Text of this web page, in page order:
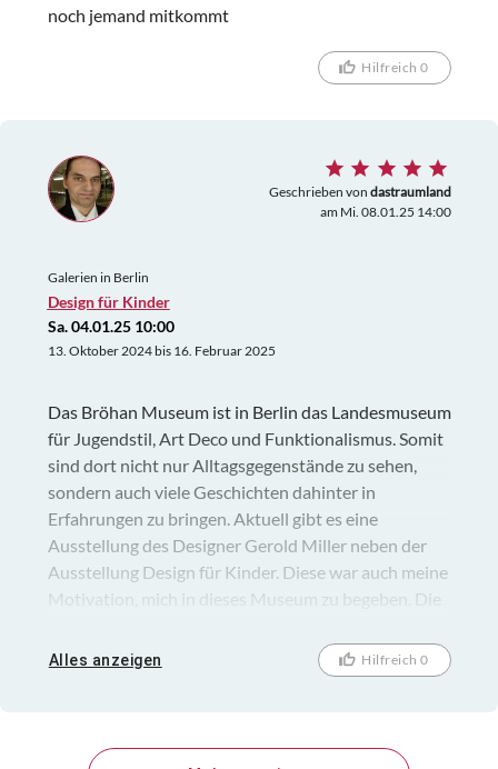
noch jemand mitkommt
Hilfreich 0
Geschrieben von dastraumland
am Mi. 08.01.25 14:00
Galerien in Berlin
Design für Kinder
Sa. 04.01.25 10:00
13. Oktober 2024 bis 16. Februar 2025
Das Bröhan Museum ist in Berlin das Landesmuseum
für Jugendstil, Art Deco und Funktionalismus. Somit
sind dort nicht nur Alltagsgegenstände zu sehen,
sondern auch viele Geschichten dahinter in
Erfahrungen zu bringen. Aktuell gibt es eine
Ausstellung des Designer Gerold Miller neben der
Ausstellung Design für Kinder. Diese war auch meine
Motivation, mich in dieses Museum zu begeben. Die
Platzangebot des Gebäudes begrenzt, dennoch
empfehlenswert sich einmal die Dinge anzusehen,
Spielfläche austoben, mal Museum zum „Anfassen“.
Alles anzeigen Hilfreich 0